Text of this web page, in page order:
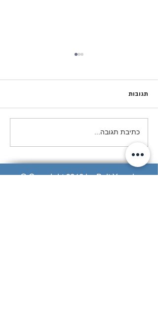
המסע לפולין- מחזור פ״א
תגובות
כתיבת תגובה...
© Copyright 2018 by Beit-Yerach